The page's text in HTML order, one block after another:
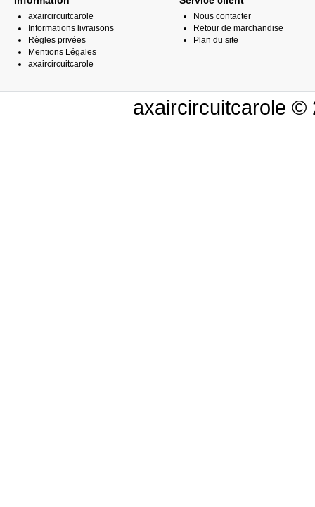
axaircircuitcarole
Informations livraisons
Règles privées
Mentions Légales
axaircircuitcarole
Nous contacter
Retour de marchandise
Plan du site
axaircircuitcarole